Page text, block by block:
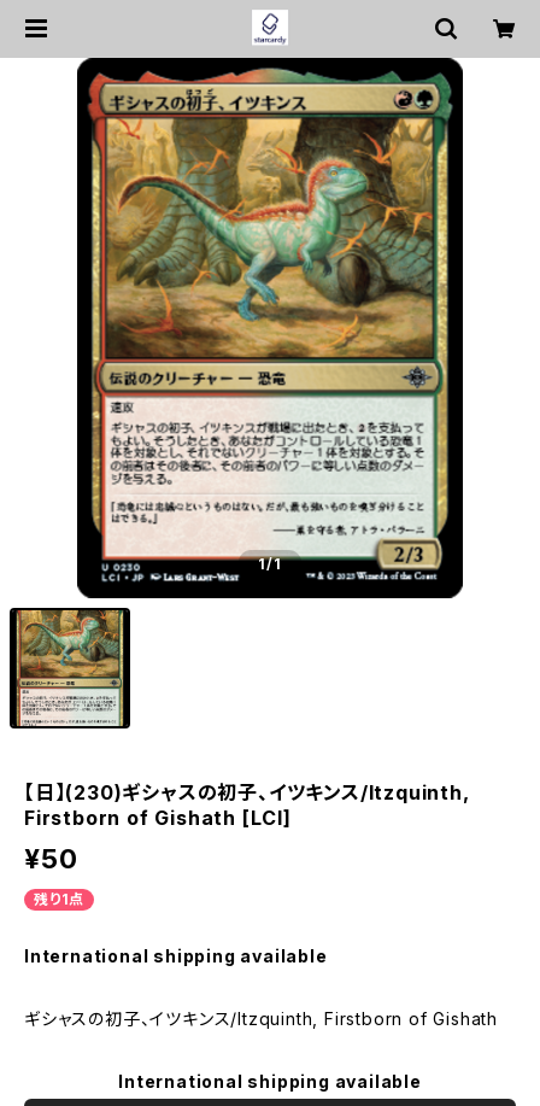
1/1
【日】(230)ギシャスの初子、イツキンス/Itzquinth,
Firstborn of Gishath [LCI]
¥50
残り1点
International shipping available
ギシャスの初子、イツキンス/Itzquinth, Firstborn of Gishath
International shipping available